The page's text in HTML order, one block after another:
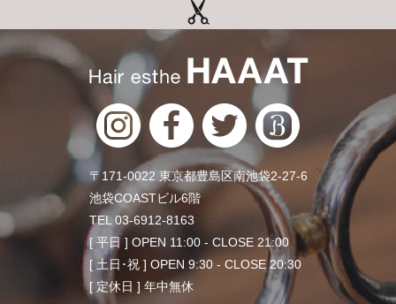
〒171-0022 東京都豊島区南池袋2-27-6
池袋COASTビル6階
TEL 03-6912-8163
[ 平日 ] OPEN 11:00 - CLOSE 21:00
[ 土日･祝 ] OPEN 9:30 - CLOSE 20:30
[ 定休日 ] 年中無休